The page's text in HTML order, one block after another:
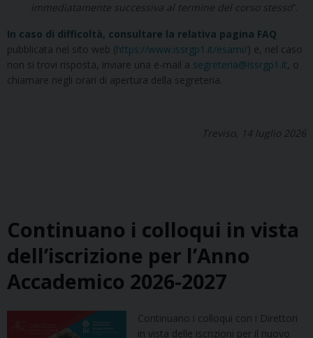
immediatamente successiva al termine del corso stesso”.
In caso di difficoltà, consultare la relativa pagina FAQ
pubblicata nel sito web (https://www.issrgp1.it/esami/) e, nel caso
non si trovi risposta, inviare una e-mail a segreteria@issrgp1.it, o
chiamare negli orari di apertura della segreteria.
Treviso, 14 luglio 2026
Continuano i colloqui in vista
dell’iscrizione per l’Anno
Accademico 2026-2027
Continuano i colloqui con i Direttori
in vista delle iscrizioni per il nuovo